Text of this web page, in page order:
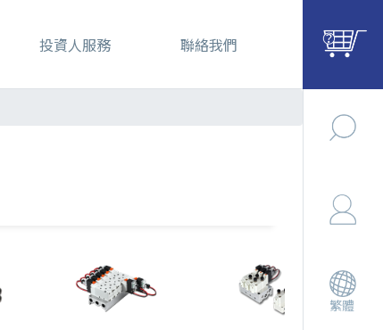
投資人服務 聯絡我們
繁體